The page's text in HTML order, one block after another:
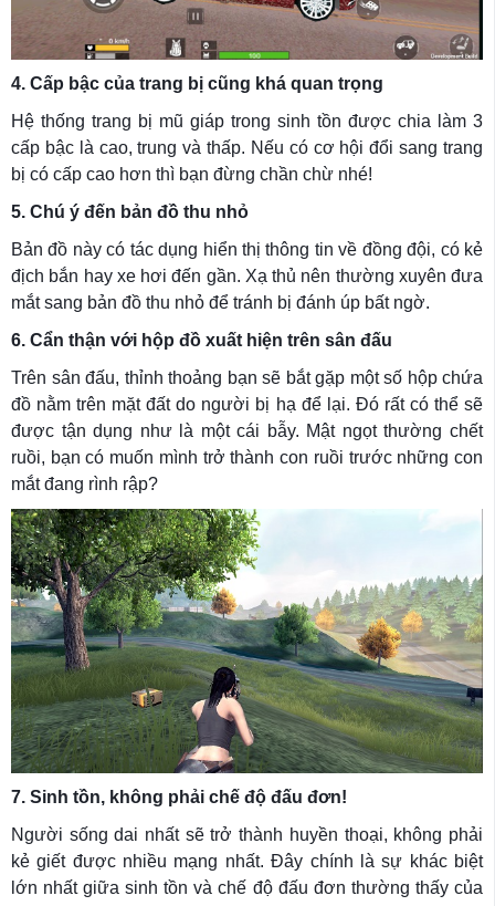
4. Cấp bậc của trang bị cũng khá quan trọng
Hệ thống trang bị mũ giáp trong sinh tồn được chia làm 3
cấp bậc là cao, trung và thấp. Nếu có cơ hội đổi sang trang
bị có cấp cao hơn thì bạn đừng chần chừ nhé!
5. Chú ý đến bản đồ thu nhỏ
Bản đồ này có tác dụng hiển thị thông tin về đồng đội, có kẻ
địch bắn hay xe hơi đến gần. Xạ thủ nên thường xuyên đưa
mắt sang bản đồ thu nhỏ để tránh bị đánh úp bất ngờ.
6. Cẩn thận với hộp đồ xuất hiện trên sân đấu
Trên sân đấu, thỉnh thoảng bạn sẽ bắt gặp một số hộp chứa
đồ nằm trên mặt đất do người bị hạ để lại. Đó rất có thể sẽ
được tận dụng như là một cái bẫy. Mật ngọt thường chết
ruồi, bạn có muốn mình trở thành con ruồi trước những con
mắt đang rình rập?
7. Sinh tồn, không phải chế độ đấu đơn!
Người sống dai nhất sẽ trở thành huyền thoại, không phải
kẻ giết được nhiều mạng nhất. Đây chính là sự khác biệt
lớn nhất giữa sinh tồn và chế độ đấu đơn thường thấy của